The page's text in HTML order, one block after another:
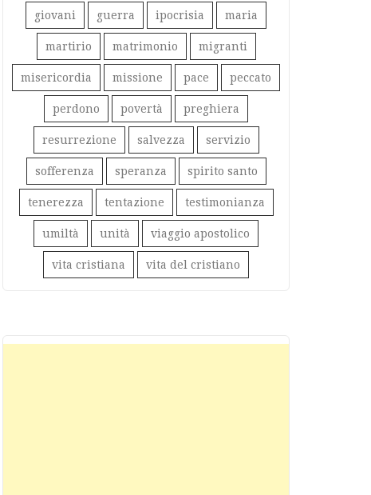
giovani guerra ipocrisia maria
martirio matrimonio migranti
misericordia missione pace peccato
perdono povertà preghiera
resurrezione salvezza servizio
sofferenza speranza spirito santo
tenerezza tentazione testimonianza
umiltà unità viaggio apostolico
vita cristiana vita del cristiano